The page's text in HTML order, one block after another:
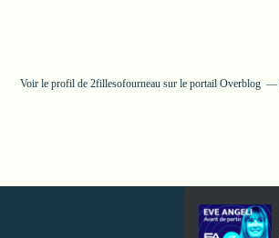
Voir le profil de 2fillesofourneau sur le portail Overblog